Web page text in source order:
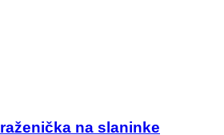
na slaninke